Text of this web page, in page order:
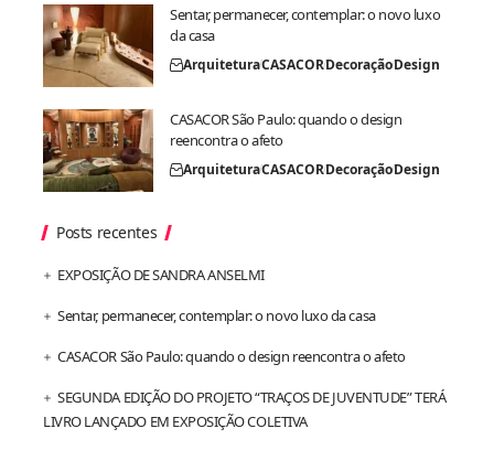
Sentar, permanecer, contemplar: o novo luxo
da casa
ArquiteturaCASACORDecoraçãoDesign
CASACOR São Paulo: quando o design
reencontra o afeto
ArquiteturaCASACORDecoraçãoDesign
Posts recentes
EXPOSIÇÃO DE SANDRA ANSELMI
Sentar, permanecer, contemplar: o novo luxo da casa
CASACOR São Paulo: quando o design reencontra o afeto
SEGUNDA EDIÇÃO DO PROJETO “TRAÇOS DE JUVENTUDE” TERÁ
LIVRO LANÇADO EM EXPOSIÇÃO COLETIVA